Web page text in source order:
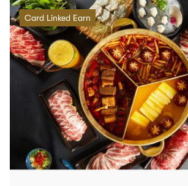
Card Linked Earn